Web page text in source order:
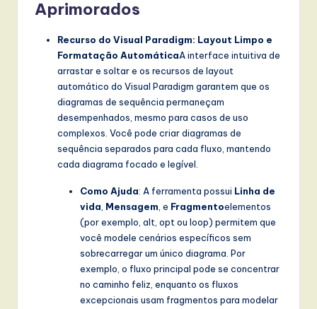
Aprimorados
Recurso do Visual Paradigm: Layout Limpo e
Formatação AutomáticaA interface intuitiva de
arrastar e soltar e os recursos de layout
automático do Visual Paradigm garantem que os
diagramas de sequência permaneçam
desempenhados, mesmo para casos de uso
complexos. Você pode criar diagramas de
sequência separados para cada fluxo, mantendo
cada diagrama focado e legível.
Como Ajuda: A ferramenta possui Linha de
vida Mensagem , e Fragmentoelementos
(por exemplo, alt, opt ou loop) permitem que
você modele cenários específicos sem
sobrecarregar um único diagrama. Por
exemplo, o fluxo principal pode se concentrar
no caminho feliz, enquanto os fluxos
excepcionais usam fragmentos para modelar